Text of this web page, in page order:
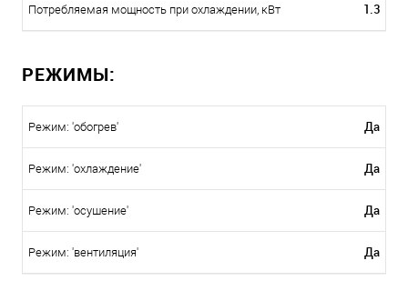
Потребляемая мощность при охлаждении, кВт 1.3
РЕЖИМЫ:
Режим: 'обогрев' Да
Режим: 'охлаждение' Да
Режим: 'осушение' Да
Режим: 'вентиляция' Да